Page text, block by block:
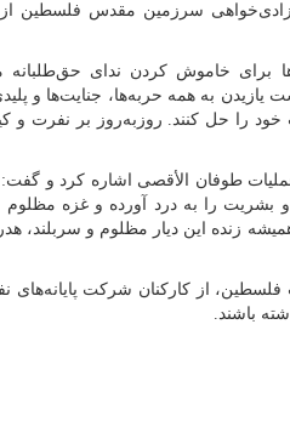
آزادی‌خواهی سرزمین مقدس فلسطین
برای خاموش کردن ندای حق‌طلبانه
به همه‌ حربه‌ها، جنایت‌ها و
را حل کنند. روزبه‌روز بر نفرت و
طوفان الأقصی اشاره کرد و گفت:
بشریت را به درد آورده و غزه مظلوم
زنده این دیار مظلوم و سربلند،
از کارکنان شرکت پایانه‌های
باشند.